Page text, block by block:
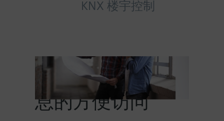
KNX 楼宇控制
HIT提供对产品信
息的方便访问